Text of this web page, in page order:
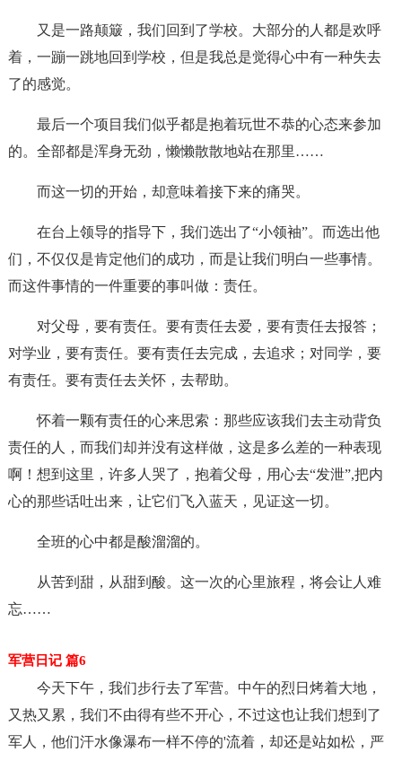
又是一路颠簸，我们回到了学校。大部分的人都是欢呼
着，一蹦一跳地回到学校，但是我总是觉得心中有一种失去
了的感觉。
最后一个项目我们似乎都是抱着玩世不恭的心态来参加
的。全部都是浑身无劲，懒懒散散地站在那里……
而这一切的开始，却意味着接下来的痛哭。
在台上领导的指导下，我们选出了“小领袖”。而选出他
们，不仅仅是肯定他们的成功，而是让我们明白一些事情。
而这件事情的一件重要的事叫做：责任。
对父母，要有责任。要有责任去爱，要有责任去报答；
对学业，要有责任。要有责任去完成，去追求；对同学，要
有责任。要有责任去关怀，去帮助。
怀着一颗有责任的心来思索：那些应该我们去主动背负
责任的人，而我们却并没有这样做，这是多么差的一种表现
啊！想到这里，许多人哭了，抱着父母，用心去“发泄”,把内
心的那些话吐出来，让它们飞入蓝天，见证这一切。
全班的心中都是酸溜溜的。
从苦到甜，从甜到酸。这一次的心里旅程，将会让人难
忘……
军营日记 篇6
今天下午，我们步行去了军营。中午的烈日烤着大地，
又热又累，我们不由得有些不开心，不过这也让我们想到了
军人，他们汗水像瀑布一样不停的'流着，却还是站如松，严